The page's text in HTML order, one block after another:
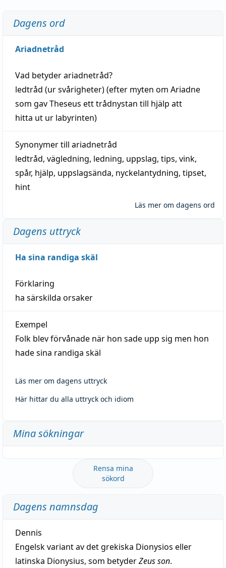
Dagens ord
Ariadnetråd
Vad betyderariadnetråd?
ledtråd (ur svårigheter) (efter myten om Ariadne
som gav Theseus ett trådnystan till hjälp att
hitta ut ur labyrinten)
Synonymer till ariadnetråd
ledtråd, vägledning, ledning, uppslag, tips, vink,
spår, hjälp, uppslagsända, nyckelantydning, tipset,
hint
Läs mer om dagens ord
Dagens uttryck
Ha sina randiga skäl
Förklaring
ha särskilda orsaker
Exempel
Folk blev förvånade när hon sade upp sig men hon
hade sina randiga skäl
Läs mer om dagens uttryck
Här hittar du alla uttryck och idiom
Mina sökningar
Rensa mina
sökord
Dagens namnsdag
Dennis
Engelsk variant av det grekiska Dionysios eller
latinska Dionysius, som betyderZeus son.